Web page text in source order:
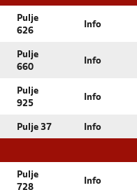
Pulje
626
Info
Pulje
660
Info
Pulje
925
Info
Pulje 37 Info
Pulje
728
Info